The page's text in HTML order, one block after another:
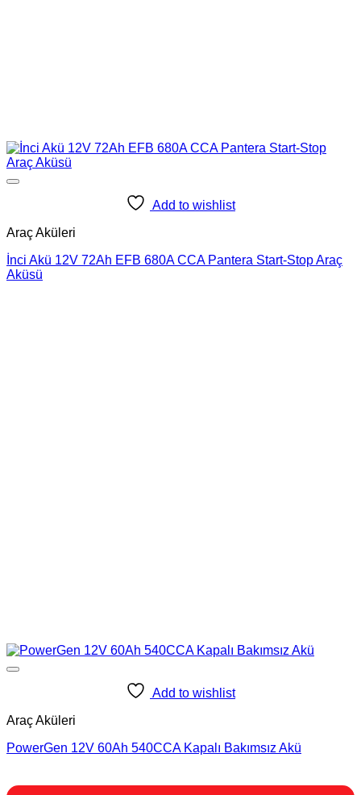
Add to wishlist
Araç Aküleri
İnci Akü 12V 72Ah EFB 680A CCA Pantera Start-Stop Araç
Aküsü
Add to wishlist
Araç Aküleri
PowerGen 12V 60Ah 540CCA Kapalı Bakımsız Akü